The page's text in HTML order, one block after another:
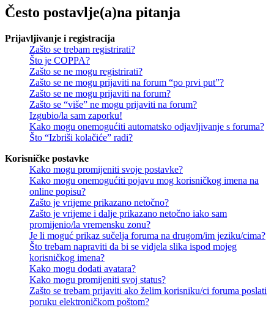
Često postavlje(a)na pitanja
Prijavljivanje i registracija
Zašto se trebam registrirati?
Što je COPPA?
Zašto se ne mogu registrirati?
Zašto se ne mogu prijaviti na forum “po prvi put”?
Zašto se ne mogu prijaviti na forum?
Zašto se “više” ne mogu prijaviti na forum?
Izgubio/la sam zaporku!
Kako mogu onemogućiti automatsko odjavljivanje s foruma?
Što “Izbriši kolačiće” radi?
Korisničke postavke
Kako mogu promijeniti svoje postavke?
Kako mogu onemogućiti pojavu mog korisničkog imena na
online popisu?
Zašto je vrijeme prikazano netočno?
Zašto je vrijeme i dalje prikazano netočno iako sam
promijenio/la vremensku zonu?
Je li moguć prikaz sučelja foruma na drugom/im jeziku/cima?
Što trebam napraviti da bi se vidjela slika ispod mojeg
korisničkog imena?
Kako mogu dodati avatara?
Kako mogu promijeniti svoj status?
Zašto se trebam prijaviti ako želim korisniku/ci foruma poslati
poruku elektroničkom poštom?